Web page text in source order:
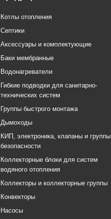
Котлы отопления
Септики
Аксессуары и комплектующие
Баки мембранные
Водонагреватели
Гибкие подводки для санитарно-
технических систем
Группы быстрого монтажа
Дымоходы
КИП, электроника, клапаны и группы
безопасности
Коллекторные блоки для систем
водяного отопления
Коллекторы и коллекторные группы
Конвекторы
Насосы